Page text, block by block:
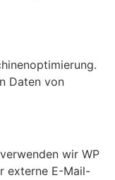
Daten von
wir WP
externe E-Mail-